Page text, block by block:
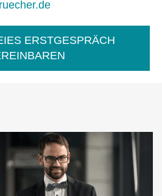
ERSTGESPRÄCH